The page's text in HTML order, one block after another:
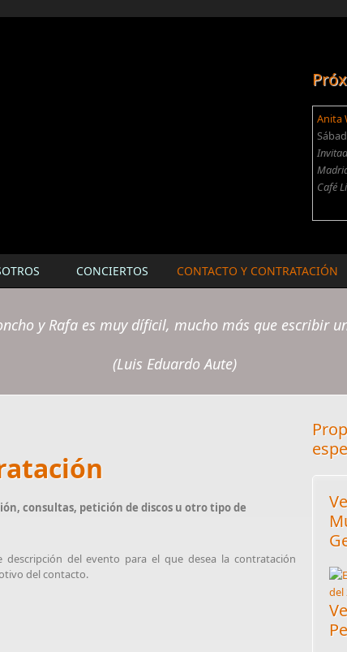
Anita
Café
CONCIERTOS CONTACTO Y CONTRATACIÓN
y Rafa es muy díficil, mucho más que escribir
(Luis Eduardo Aute)
consultas, petición de discos u otro tipo de
del evento para el que desea la contratación
del contacto.